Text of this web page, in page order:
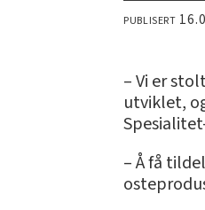
PUBLISERT
– Vi er
utviklet,
– Å få